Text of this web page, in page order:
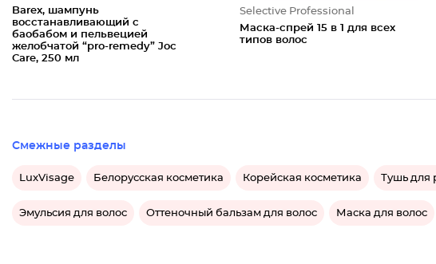
Barex, шампунь
восстанавливающий с
баобабом и пельвецией
желобчатой “pro-remedy” Joc
Care, 250 мл
Selective Professional
Маска-спрей 15 в 1 для всех
типов волос
Смежные разделы
LuxVisage Белорусская косметика Корейская косметика Тушь для
Эмульсия для волос Оттеночный бальзам для волос Маска для волос